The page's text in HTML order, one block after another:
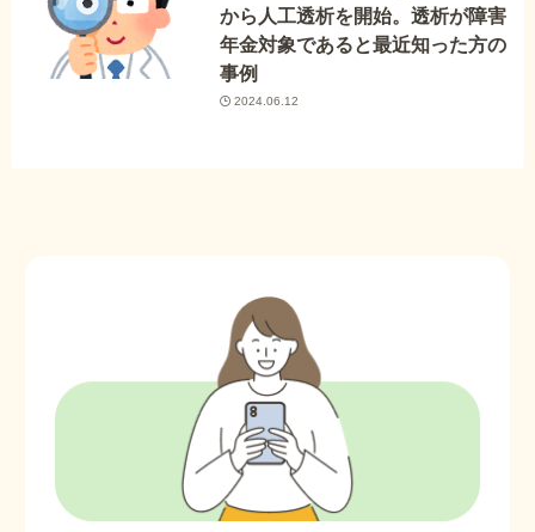
から人工透析を開始。透析が障害
年金対象であると最近知った方の
事例
2024.06.12